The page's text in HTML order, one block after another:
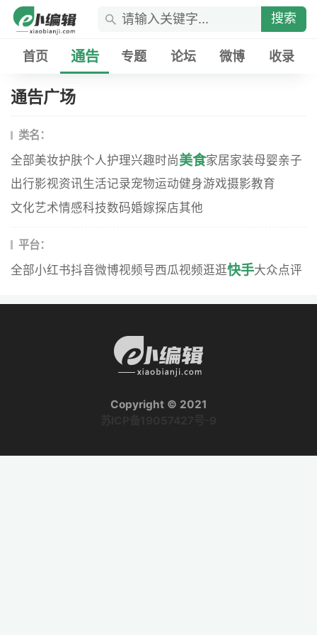
搜索
首页 通告 专题 论坛 微博 收录
通告广场
类名：
全部美妆护肤个人护理兴趣时尚美食家居家装母婴亲子
出行影视资讯生活记录宠物运动健身游戏摄影教育
文化艺术情感科技数码婚嫁探店其他
平台：
全部小红书抖音微博视频号西瓜视频逛逛快手大众点评
Copyright © 2021